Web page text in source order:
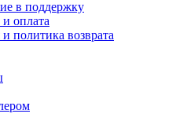
в поддержку
и оплата
политика возврата